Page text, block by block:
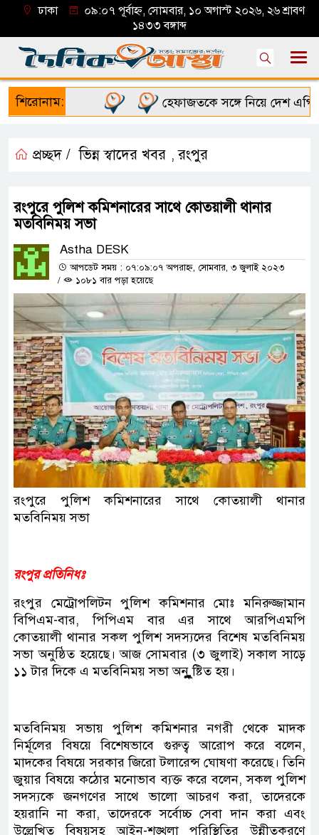
ঢাকা
০৯:০৭ পূর্বাহ্ন, সোমবার, ১০ অগাস্ট ২০২৬, ২৬ শ্রাবণ
১৪৩৩ বঙ্গাব্দ
শিরোনাম: হেফাজতকে সঙ্গে নিয়ে দেশ এগিয়ে
প্রচ্ছদ / ভিন্ন স্বাদের খবর ,রংপুর
রংপুরে পুলিশ কমিশনারের সাথে কোতয়ালী থানার
মতবিনিময় সভা
Astha DESK
আপডেট সময় : ০৭:০৯:০৭ অপরাহ্ন, সোমবার, ৩ জুলাই ২০২৩
/
১০৮১ বার পড়া হয়েছে
রংপুরে পুলিশ কমিশনারের সাথে কোতয়ালী থানার
মতবিনিময় সভা
রংপুর প্রতিনিধঃ
রংপুর মেট্রোপলিটন পুলিশ কমিশনার মোঃ মনিরুজ্জামান
বিপিএম-বার, পিপিএম বার এর সাথে আরপিএমপি
কোতয়ালী থানার সকল পুলিশ সদস্যদের বিশেষ মতবিনিময়
সভা অনুষ্ঠিত হয়েছে। আজ সোমবার (৩ জুলাই) সকাল সাড়ে
১১ টার দিকে এ মতবিনিময় সভা অনুুুুুুষ্টিত হয়।
মতবিনিময় সভায় পুলিশ কমিশনার নগরী থেকে মাদক
নির্মূলের বিষয়ে বিশেষভাবে গুরুত্ব আরোপ করে বলেন,
মাদকের বিষয়ে সরকার জিরো টলারেন্স ঘোষণা করেছে। তিনি
জুয়ার বিষয়ে কঠোর মনোভাব ব্যক্ত করে বলেন, সকল পুলিশ
সদস্যকে জনগণের সাথে ভালো আচরণ করা, তাদেরকে
হয়রানি না করা, তাদেরকে সর্বোচ্চ সেবা দান করা এবং
উল্লেখিত বিষয়সহ আইন-শৃঙ্খলা পরিস্থিতির উন্নীতকরণে